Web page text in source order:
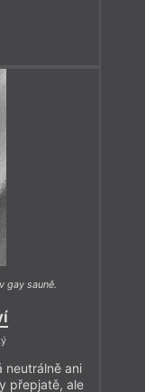
gay sauně.
neutrálně ani
přepjatě, ale